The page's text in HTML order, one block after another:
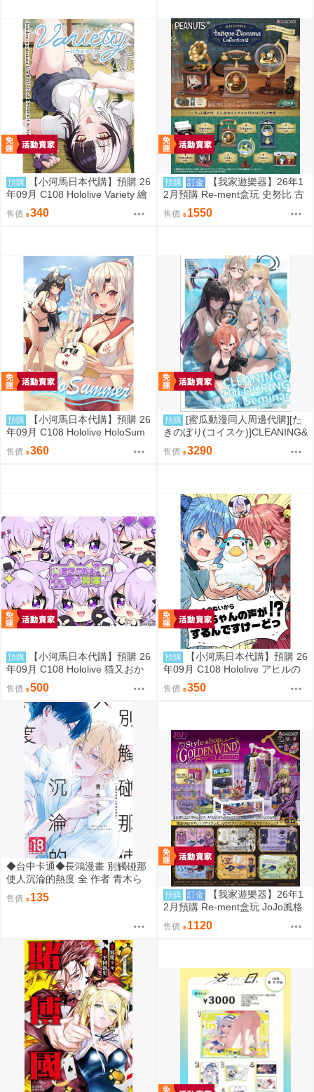
預購
【小河馬日本代購】預購 26
年09月 C108 Hololive Variety 繪
師:Syun
售價 340
預購 訂金
【我家遊樂器】26年1
2月預購 Re-ment盒玩 史努比 古
董立體場景2
售價 1550
預購
【小河馬日本代購】預購 26
年09月 C108 Hololive HoloSum
mer 繪師:李神の落書き場
售價 360
預購 [蜜瓜動漫同人周邊代購][た
きのぼり(コイスケ)]CLEANING&
COLOURING with Seminar メ
ロンブックス新刊セット【メロ
軸特典版)(同人誌)
售價 3290
預購
【小河馬日本代購】預購 26
年09月 C108 Hololive 猫又おか
ゆのMOGUMOGUマジ神本 繪
師:むーらん 神岡ちろる
售價 500
預購
【小河馬日本代購】預購 26
年09月 C108 Hololive アヒルの
ぬいからスバちゃんの声がする
んですけーどっ 繪師:MALINO
售價 350
◆台中卡通◆長鴻漫畫 別觸碰那
使人沉淪的熱度 全 作者 青木ら
き 送尼采書套
售價 135 預購 訂金
【我家遊樂器】26年1
2月預購 Re-ment盒玩 JoJo風格
館 黃金之風
售價 1120